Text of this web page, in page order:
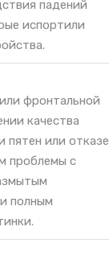
падений
испортили
фронтальной
качества
пятен или отказе
проблемы с
полным